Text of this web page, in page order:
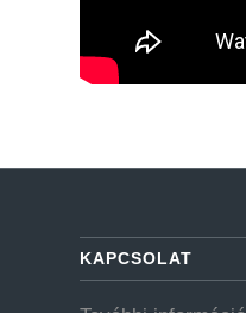
KAPCSOLAT